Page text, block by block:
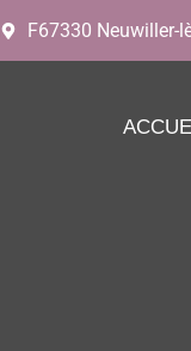
F67330 Neuwiller-